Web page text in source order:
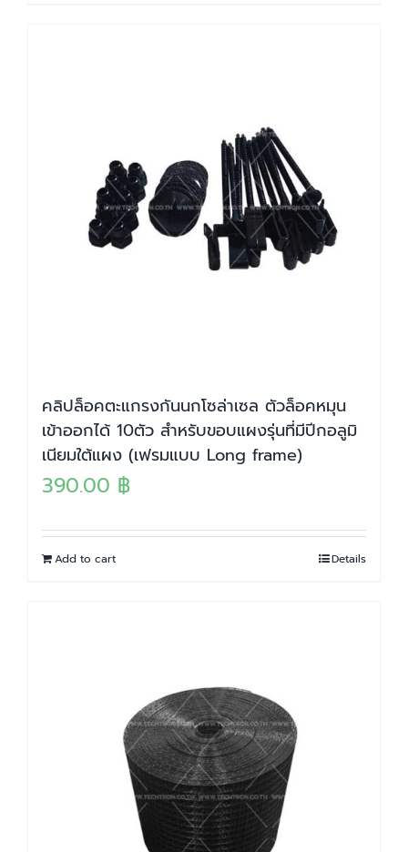
คลิปล็อคตะแกรงกันนกโซล่าเซล ตัวล็อคหมุน
เข้าออกได้ 10ตัว สำหรับขอบแผงรุ่นที่มีปีกอลูมิ
เนียมใต้แผง (เฟรมแบบ Long frame)
390.00 ฿
Add to cart Details